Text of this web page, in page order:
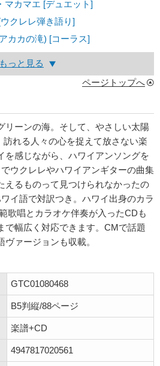
マカマエ [デュエット]
クレレ弾き語り]
カカの滝) [コーラス]
もっと見る
ページトップへ
リーンの海。そして、やさしい太陽
れる人々の心を捉えて放さない楽
を感じながら、ハワイアンソングを
ウクレレやハワイアンギターの曲集
えるものって見つけられなかったの
イ語で対訳つき。ハワイ出身のカラ
歌唱とカラオケ伴奏が入ったCDも
で幅広く対応できます。CMで話題
ァージョンも収載。
GTC01080468
B5判縦/88ページ
楽譜+CD
4947817020561